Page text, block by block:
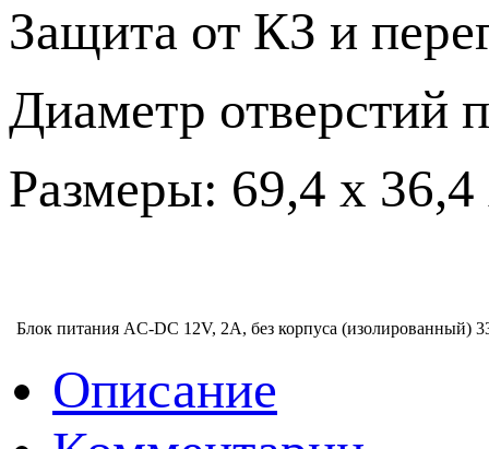
Защита от КЗ и
Диаметр отверстий
Размеры: 69,4 х
Блок питания AC-DC 12V, 2A, без корпуса (изолированный)
Описание